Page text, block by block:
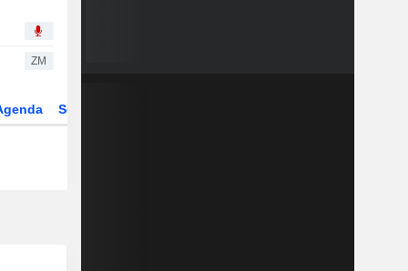
ZM
Secteur